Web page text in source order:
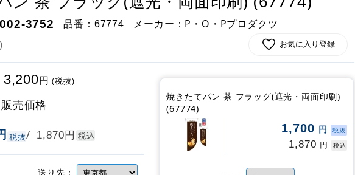
3752 品番： 67774 メーカー：P・O・Pプロダクツ
) お気に入り登録
3,200円(税抜)
売価格
税抜/ 1,870円 税込
送り先：
焼きたてパン 茶 フラッグ(遮光・両面印刷)
(67774)
1,700 円 税抜
1,870 円 税込